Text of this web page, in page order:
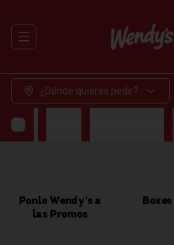
Abrir menu de navegación
¿Dónde quieres pedir?
Ponle Wendy's a
las Promos
Boxes